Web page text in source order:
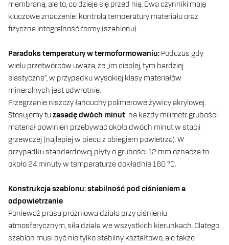
membraną, ale to, co dzieje się przed nią. Dwa czynniki mają
kluczowe znaczenie: kontrola temperatury materiału oraz
fizyczna integralność formy (szablonu).
Paradoks temperatury w termoformowaniu: Podczas gdy
wielu przetwórców uważa, że „im cieplej, tym bardziej
elastyczne”, w przypadku wysokiej klasy materiałów
mineralnych jest odwrotnie.
Przegrzanie niszczy łańcuchy polimerowe żywicy akrylowej.
Stosujemy tuzasadę dwóch minut: na każdy milimetr grubości
materiał powinien przebywać około dwóch minut w stacji
grzewczej (najlepiej w piecu z obiegiem powietrza). W
przypadku standardowej płyty o grubości 12 mm oznacza to
około 24 minuty w temperaturze dokładnie 160 °C.
Konstrukcja szablonu: stabilność pod ciśnieniem a
odpowietrzanie
Ponieważ prasa próżniowa działa przy ciśnieniu
atmosferycznym, siła działa we wszystkich kierunkach. Dlatego
szablon musi być nie tylko stabilny kształtowo, ale także